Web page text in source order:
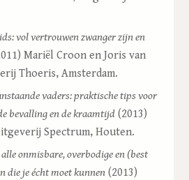
vol vertrouwen zwanger zijn en
Mariël Croon en Joris van
Thoeris, Amsterdam.
vaders: praktische tips voor
bevalling en dekraamtijd (2013)
Spectrum, Houten.
onmisbare, overbodige en (best
die je écht moet kunnen (2013)